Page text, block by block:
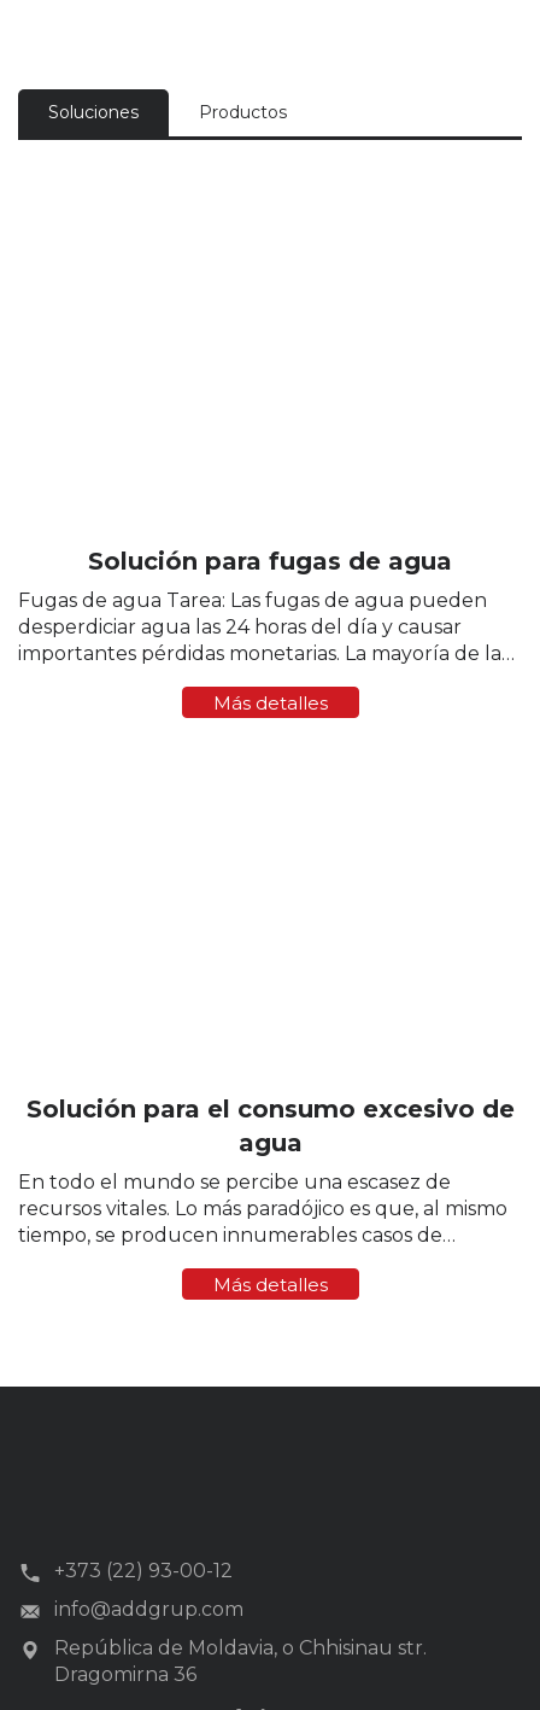
Soluciones Productos
Solución para fugas de agua
Fugas de agua Tarea: Las fugas de agua pueden
desperdiciar agua las 24 horas del día y causar
importantes pérdidas monetarias. La mayoría de las
una fuente común de fugas...
Más detalles
Solución para el consumo excesivo de
agua
En todo el mundo se percibe una escasez de
recursos vitales. Lo más paradójico es que, al mismo
tiempo, se producen innumerables casos de
de este recurso y de robos de la...
Más detalles
+373 (22) 93-00-12
info@addgrup.com
República de Moldavia, o Chhisinau str.
Dragomirna 36